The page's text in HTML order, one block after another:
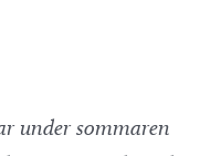
under sommaren